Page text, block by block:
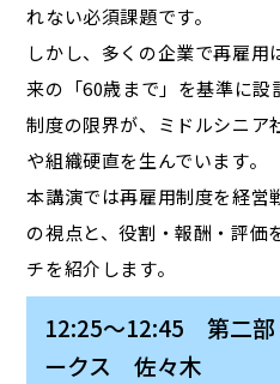
れない必須課題です。
しかし、多くの企業で再雇
来の「60歳まで」を基準に
制度の限界が、ミドルシニア
や組織硬直を生んでいます。
本講演では再雇用制度を経営
の視点と、役割・報酬・評価
チを紹介します。
12:25～12:45 第二
ークス 佐々木